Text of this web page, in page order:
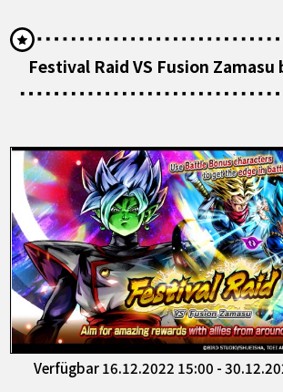
Festival Raid VS Fusion
Verfügbar 16.12.2022 15:00 -